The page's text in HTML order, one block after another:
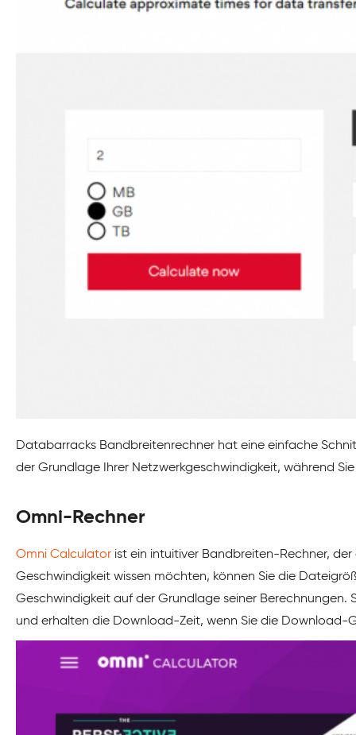
Databarracks Bandbreitenrechner hat eine einfache
der Grundlage Ihrer Netzwerkgeschwindigkeit, während
Omni-Rechner
Omni Calculator ist ein intuitiver Bandbreiten-Rechner,
Geschwindigkeit wissen möchten, können Sie die
Geschwindigkeit auf der Grundlage seiner Berechnungen.
und erhalten die Download-Zeit, wenn Sie die Download-